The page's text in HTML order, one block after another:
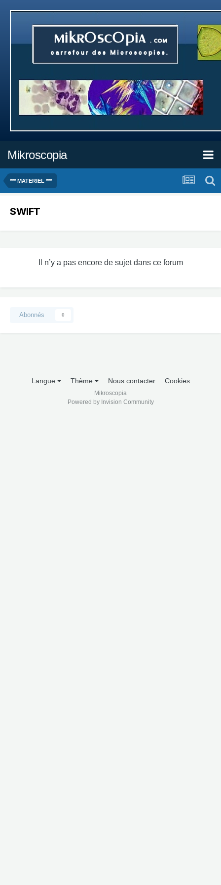
Mikroscopia
*** MATERIEL ***
SWIFT
Il n’y a pas encore de sujet dans ce forum
Abonnés 0
Langue Thème Nous contacter Cookies
Mikroscopia
Powered by Invision Community